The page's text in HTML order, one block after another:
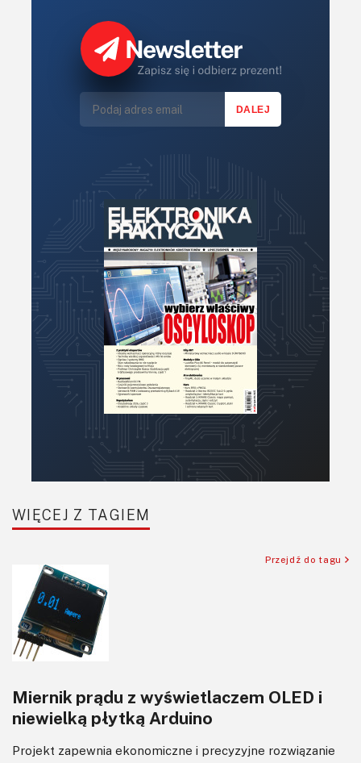
LED/LCD/OLED
Mechatronika
Mikrokontrolery (MCV,μC)
Optoelektronika
Podstawy elektroniki
Podzespoły bierne
Półprzewodniki
Pomiary i testy
Projektowanie
Sensory
Software
Sterowanie
Transformatory
Tranzystory
Wywiady
Wzmacniacze
Zasilanie
WIĘCEJ Z TAGIEM
Przejdź do tagu
Miernik prądu z wyświetlaczem OLED i
niewielką płytką Arduino
Projekt zapewnia ekonomiczne i precyzyjne rozwiązanie